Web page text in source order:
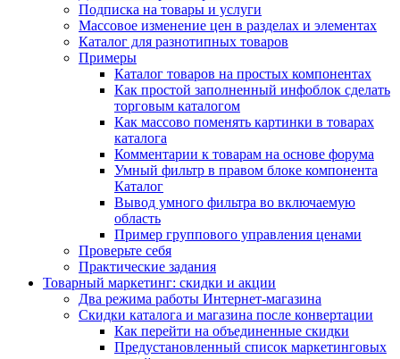
Подписка на товары и услуги
Массовое изменение цен в разделах и элементах
Каталог для разнотипных товаров
Примеры
Каталог товаров на простых компонентах
Как простой заполненный инфоблок сделать
торговым каталогом
Как массово поменять картинки в товарах
каталога
Комментарии к товарам на основе форума
Умный фильтр в правом блоке компонента
Каталог
Вывод умного фильтра во включаемую
область
Пример группового управления ценами
Проверьте себя
Практические задания
Товарный маркетинг: скидки и акции
Два режима работы Интернет-магазина
Скидки каталога и магазина после конвертации
Как перейти на объединенные скидки
Предустановленный список маркетинговых